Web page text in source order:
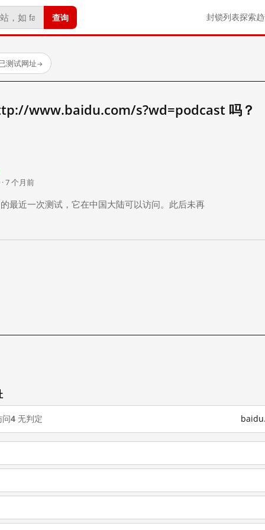
查询 封锁列表探索
测试网址→
www.baidu.com/s?wd=podcast 吗？
7 个月前
最近一次测试，它在中国大陆可以访问。此后未再
问4 无判定